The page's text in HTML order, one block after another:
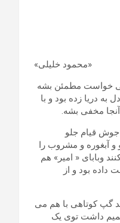
«محمود خلیلی»
می خواست مطمئن بشه
دریا زده بود و با
مخفی بشه.
قیام جلو
آبغوره و مشروب را
وبابای « امیر» هم
بود و از
گپ کوتاهی با هم می
داشت توی یک